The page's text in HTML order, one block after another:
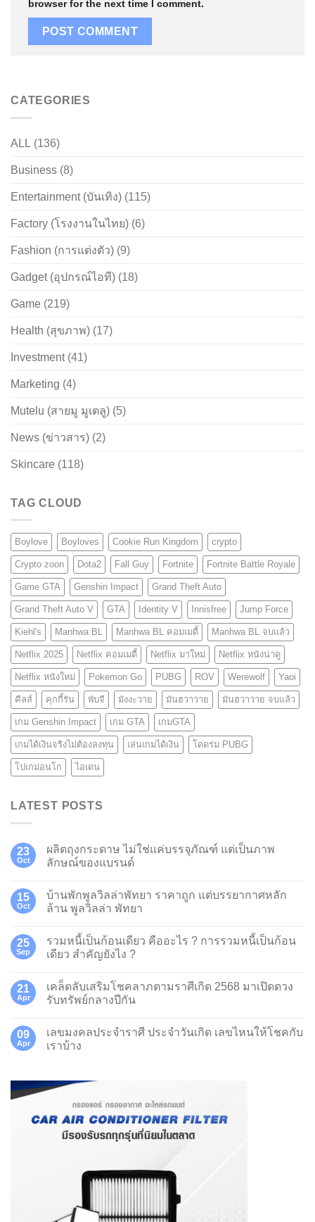
browser for the next time I comment.
CATEGORIES
ALL (136)
Business (8)
Entertainment (บันเทิง) (115)
Factory (โรงงานในไทย) (6)
Fashion (การแต่งตัว) (9)
Gadget (อุปกรณ์ไอที) (18)
Game (219)
Health (สุขภาพ) (17)
Investment(41)
Marketing (4)
Mutelu (สายมู มูเตลู) (5)
News (ข่าวสาร) (2)
Skincare (118)
TAG CLOUD
Boylove Boyloves Cookie Run Kingdom crypto
Crypto zoon Dota2 Fall Guy Fortnite Fortnite Battle Royale
Game GTA Genshin Impact Grand Theft Auto
Grand Theft Auto V GTA Identity V Innisfree Jump Force
Kiehl's Manhwa BL Manhwa BL คอมเมดี้ Manhwa BL จบแล้ว
Netflix 2025 Netflix คอมเมดี้ Netflix มาใหม่ Netflix หนังน่าดู
Netflix หนังใหม่ Pokemon Go PUBG ROV Werewolf Yaoi
คีลส์ คุกกี้รัน พับจี มังงะวาย มันฮวาวาย มันฮวาวาย จบแล้ว
เกม Genshin Impact เกม GTA เกมGTA
เกมได้เงินจริงไม่ต้องลงทุน เล่นเกมได้เงิน โดดร่ม PUBG
โปเกม่อนโก ไอเดน
LATEST POSTS
23
Oct
ผลิตถุงกระดาษ ไม่ใช่แค่บรรจุภัณฑ์ แต่เป็นภาพ
ลักษณ์ของแบรนด์
15
Oct
บ้านพักพูลวิลล่าพัทยา ราคาถูก แต่บรรยากาศหลัก
ล้าน พูลวิลล่า พัทยา
25
Sep
รวมหนี้เป็นก้อนเดียว คืออะไร ? การรวมหนี้เป็นก้อน
เดียว สำคัญยังไง ?
21
Apr
เคล็ดลับเสริมโชคลาภตามราศีเกิด 2568 มาเปิดดวง
รับทรัพย์กลางปีกัน
09
Apr
เลขมงคลประจำราศี ประจำวันเกิด เลขไหนให้โชคกับ
เราบ้าง